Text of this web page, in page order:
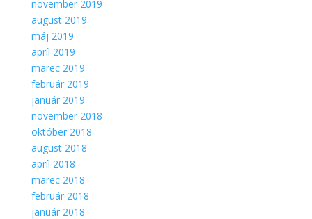
november 2019
august 2019
máj 2019
apríl 2019
marec 2019
február 2019
január 2019
november 2018
október 2018
august 2018
apríl 2018
marec 2018
február 2018
január 2018